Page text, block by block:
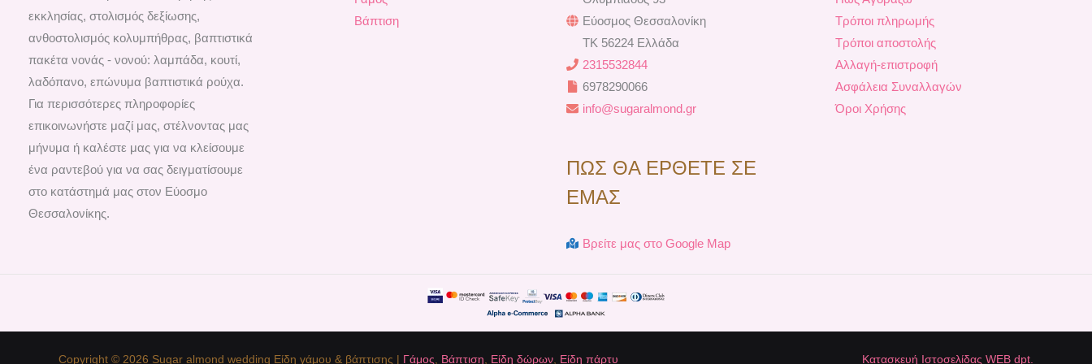
m
εκκλησίας, στολισμός δεξίωσης,
ανθοστολισμός κολυμπήθρας, βαπτιστικά
πακέτα νονάς - νονού: λαμπάδα, κουτί,
λαδόπανο, επώνυμα βαπτιστικά ρούχα.
Για περισσότερες πληροφορίες
επικοινωνήστε μαζί μας, στέλνοντας μας
μήνυμα ή καλέστε μας για να κλείσουμε
ένα ραντεβού για να σας δειγματίσουμε
στο κατάστημά μας στον Εύοσμο
Θεσσαλονίκης.
Βάπτιση
Εύοσμος Θεσσαλονίκη
TK 56224 Ελλάδα
2315532844
6978290066
info@sugaralmond.gr
ΠΩΣ ΘΑ ΕΡΘΕΤΕ ΣΕ
ΕΜΑΣ
Βρείτε μας στο Google Map
Τρόποι πληρωμής
Τρόποι αποστολής
Αλλαγή-επιστροφή
Ασφάλεια Συναλλαγών
Όροι Χρήσης
Copyright © 2026 Sugar almond wedding Είδη γάμου & βάπτισης | Γάμος, Βάπτιση, Είδη δώρων, Είδη πάρτυ Κατασκευή Ιστοσελίδας WEB dpt.